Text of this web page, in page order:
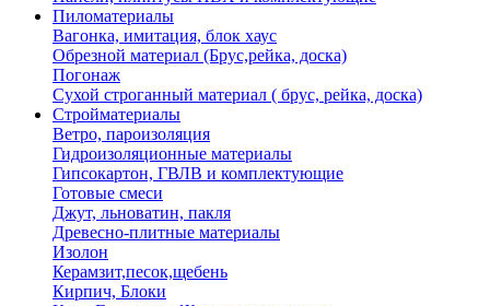
Пиломатериалы
Вагонка, имитация, блок хаус
Обрезной материал (Брус,рейка, доска)
Погонаж
Сухой строганный материал ( брус, рейка, доска)
Стройматериалы
Ветро, пароизоляция
Гидроизоляционные материалы
Гипсокартон, ГВЛВ и комплектующие
Готовые смеси
Джут, льноватин, пакля
Древесно-плитные материалы
Изолон
Керамзит,песок,щебень
Кирпич, Блоки